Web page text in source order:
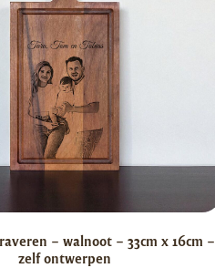
– walnoot – 33cm x 16cm –
zelf ontwerpen